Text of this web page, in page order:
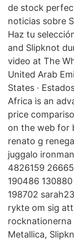
de stock
noticias sobre
Haz tu
and Slipknot
video at The
United Arab
States ·
Africa is an
price
on the web for
renato g
juggalo
4826159
190486
198702
rykte om sig
rocknationerna
Metallica,